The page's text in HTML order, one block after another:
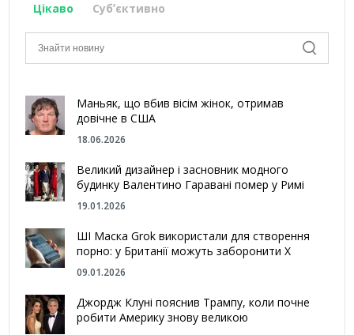
Цікаво Субʼєктивно
Маньяк, що вбив вісім жінок, отримав
довічне в США
18.06.2026
Великий дизайнер і засновник модного
будинку Валентино Гаравані помер у Римі
19.01.2026
ШІ Маска Grok використали для створення
порно: у Британії можуть заборонити Х
09.01.2026
Джордж Клуні пояснив Трампу, коли почне
робити Америку знову великою